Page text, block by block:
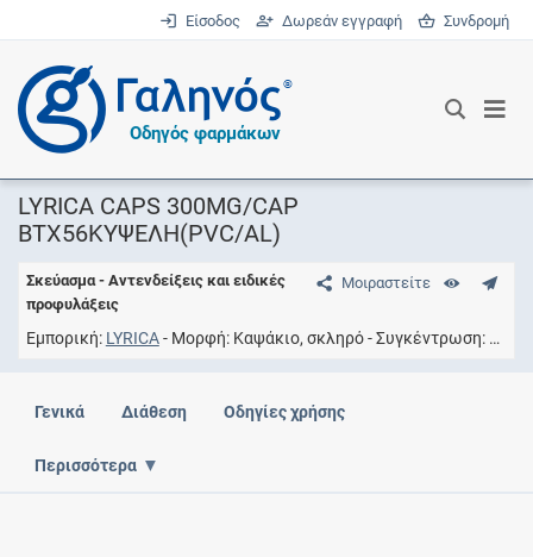
Είσοδος Δωρεάν εγγραφή Συνδρομή
®
Οδηγός φαρμάκων
LYRICA CAPS 300MG/CAP
BTX56ΚΥΨΕΛΗ(PVC/AL)
Μοιραστείτε
Σκεύασμα - Αντενδείξεις και ειδικές
προφυλάξεις
Εμπορική LYRICA Μορφή Καψάκιο, σκληρό Συγκέντρωση
Γενικά Διάθεση Οδηγίες χρήσης
Περισσότερα